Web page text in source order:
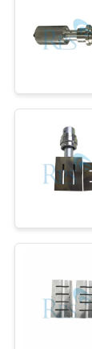
NOUS
CAS
PLAN
SITE